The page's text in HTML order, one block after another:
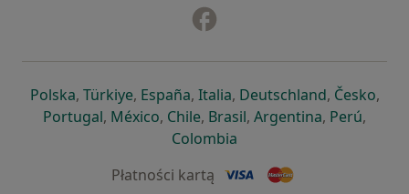
Polskaotwiera się w nowej karcie
, Türkiyeotwiera się w nowej karcie
, Españaotwiera się w nowej karcie
, Italiaotwiera się w nowej
, Deutschlandotwiera się
, Česko,
Portugalotwiera się w nowej karcie
, Méxicootwiera się w nowej karcie
, Chileotwiera się w nowej karcie
, Brasilotwiera się w nowej
, Argentinaotwiera się
, Perú,
Colombia
Płatności kartą